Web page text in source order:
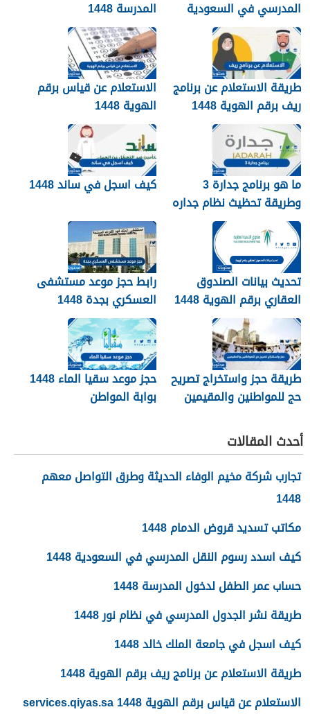
المدرسي في السعودية
1448
المدرسة 1448
طريقة الاستعلام عن برنامج
ريف برقم الهوية 1448
الاستعلام عن قياس برقم
الهوية 1448
services.qiyas.sa
ما هو برنامج جدارة 3
وطريقة تحظيث نظام جداره
1448
كيف اسجل في ساند 1448
تحديث بيانات الصندوق
العقاري برقم الهوية 1448
الرابط والخطوات
رابط حجز موعد مستشفى
العسكري بجدة 1448
طريقة حجز واستخراج تصريح
حج للمواطنين والمقيمين
حجز موعد سقيا الماء 1448
بوابة المواطن
أحدث المقالات
تجارب شركة مخيم الوفاء الحديثة وطرق التواصل معهم
1448
مكاتب تسديد قروض الدمام 1448
كيف اسدد رسوم النقل المدرسي في السعودية 1448
حساب عمر الطفل لدخول المدرسة 1448
طريقة نشر الجدول المدرسي في نظام نور 1448
كيف اسجل في جامعة الملك خالد 1448
طريقة الاستعلام عن برنامج ريف برقم الهوية 1448
الاستعلام عن قياس برقم الهوية 1448 services.qiyas.sa